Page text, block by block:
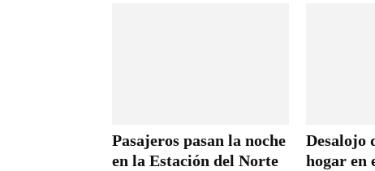
Pasajeros pasan la noche
en la Estación del Norte
Desalojo
hogar en